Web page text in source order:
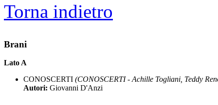
Torna indietro
Brani
Lato A
CONOSCERTI (CONOSCERTI - Achille Togliani, Teddy
Autori: Giovanni D'Anzi